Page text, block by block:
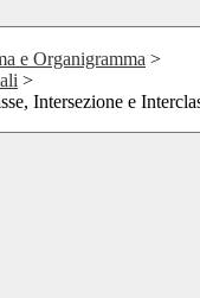
e Organigramma >
>
Intersezione e